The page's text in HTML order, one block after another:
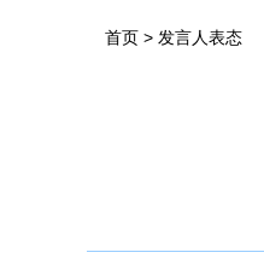
首页 > 发言人表态